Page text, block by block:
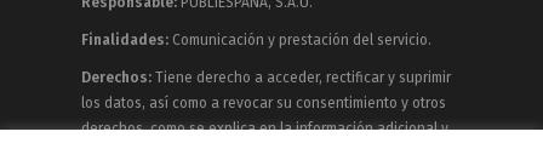
Finalidades: Comunicación y prestación del servicio.
Derechos: Tiene derecho a acceder, rectificar y suprimir
los datos, así como a revocar su consentimiento y otros
derechos, como se explica en la información adicional y